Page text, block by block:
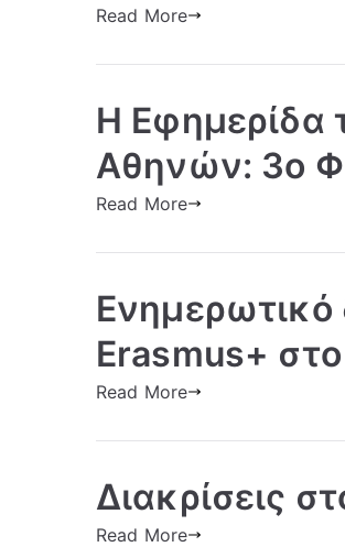
Read More
Η Εφημερίδα
Αθηνών: 3ο
Read More
Ενημερωτικό
Erasmus+
Read More
Διακρίσεις
Read More